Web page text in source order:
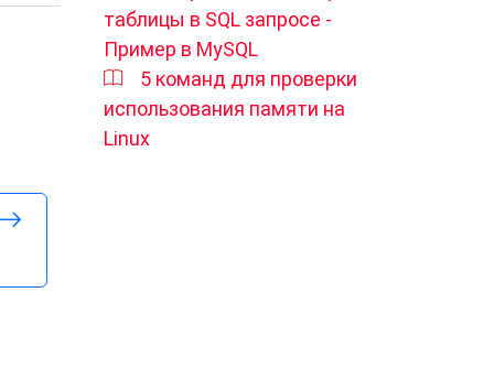
таблицы в SQL запросе -
Пример в MySQL
5 команд для проверки
использования памяти на
Linux